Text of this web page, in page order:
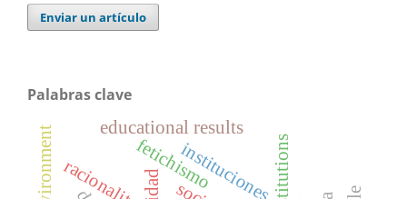
Enviar un artículo
Palabras clave
fetichismo
racionality institutions
instituciones
educational results